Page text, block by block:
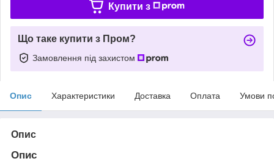
Купити з
Що таке купити з Пром?
Замовлення під захистом
Опис Характеристики Доставка Оплата Умови
Опис
Опис